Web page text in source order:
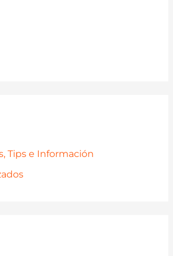
Tips e Información